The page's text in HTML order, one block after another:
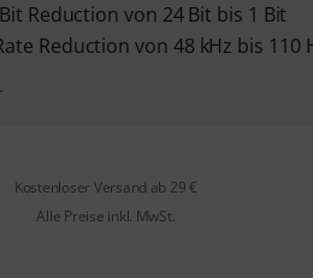
Reduction von 24 Bit bis 1 Bit
Reduction von 48 kHz bis 110
Kostenloser Versand ab 29 €
Alle Preise inkl. MwSt.